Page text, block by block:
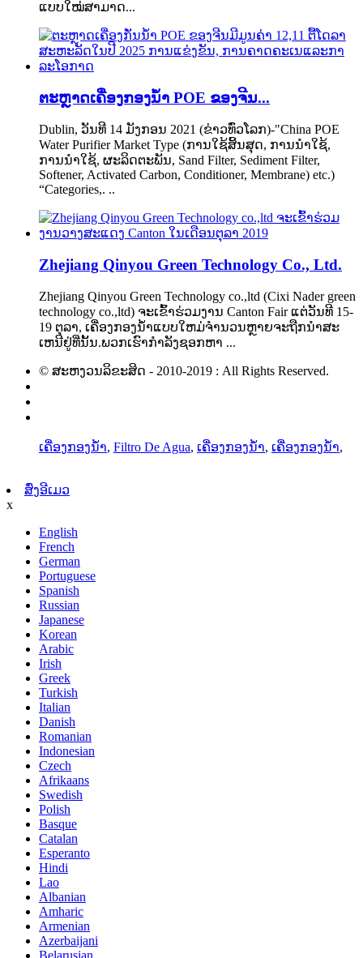
ແບບໃໝ່ສາມາດ...
ຕະຫຼາດເຄື່ອງກອງນ້ຳ POE ຂອງຈີນ...
Dublin, ວັນທີ 14 ມັງກອນ 2021 (ຂ່າວທົ່ວໂລກ)-"China POE
Water Purifier Market Type (ການ​ໃຊ້​ສິ້ນ​ສຸດ, ການ​ນໍາ​ໃຊ້,
ການ​ນໍາ​ໃຊ້, ຜະ​ລິດ​ຕະ​ພັນ, Sand Filter, Sediment Filter,
Softener, Activated Carbon, Conditioner, Membrane) etc.)
“Categories,. ..
Zhejiang Qinyou Green Technology Co., Ltd.
Zhejiang Qinyou Green Technology co.,ltd (Cixi Nader green
technology co.,ltd) ຈະເຂົ້າຮ່ວມງານ Canton Fair ແຕ່ວັນທີ 15-
19 ຕຸລາ, ເຄື່ອງກອງນໍ້າແບບໃຫມ່ຈໍານວນຫຼາຍຈະຖືກນໍາສະ
ເຫນີຢູ່ທີ່ນັ້ນ.ພວກເຮົາກໍາລັງຊອກຫາ ...
© ສະຫງວນລິຂະສິດ - 2010-2019 : All Rights Reserved.
ເຄື່ອງກອງນໍ້າ, Filtro De Agua, ເຄື່ອງກອງນໍ້າ, ເຄື່ອງກອງນໍ້າ,
ສົ່ງອີເມວ
x
English
French
German
Portuguese
Spanish
Russian
Japanese
Korean
Arabic
Irish
Greek
Turkish
Italian
Danish
Romanian
Indonesian
Czech
Afrikaans
Swedish
Polish
Basque
Catalan
Esperanto
Hindi
Lao
Albanian
Amharic
Armenian
Azerbaijani
Belarusian